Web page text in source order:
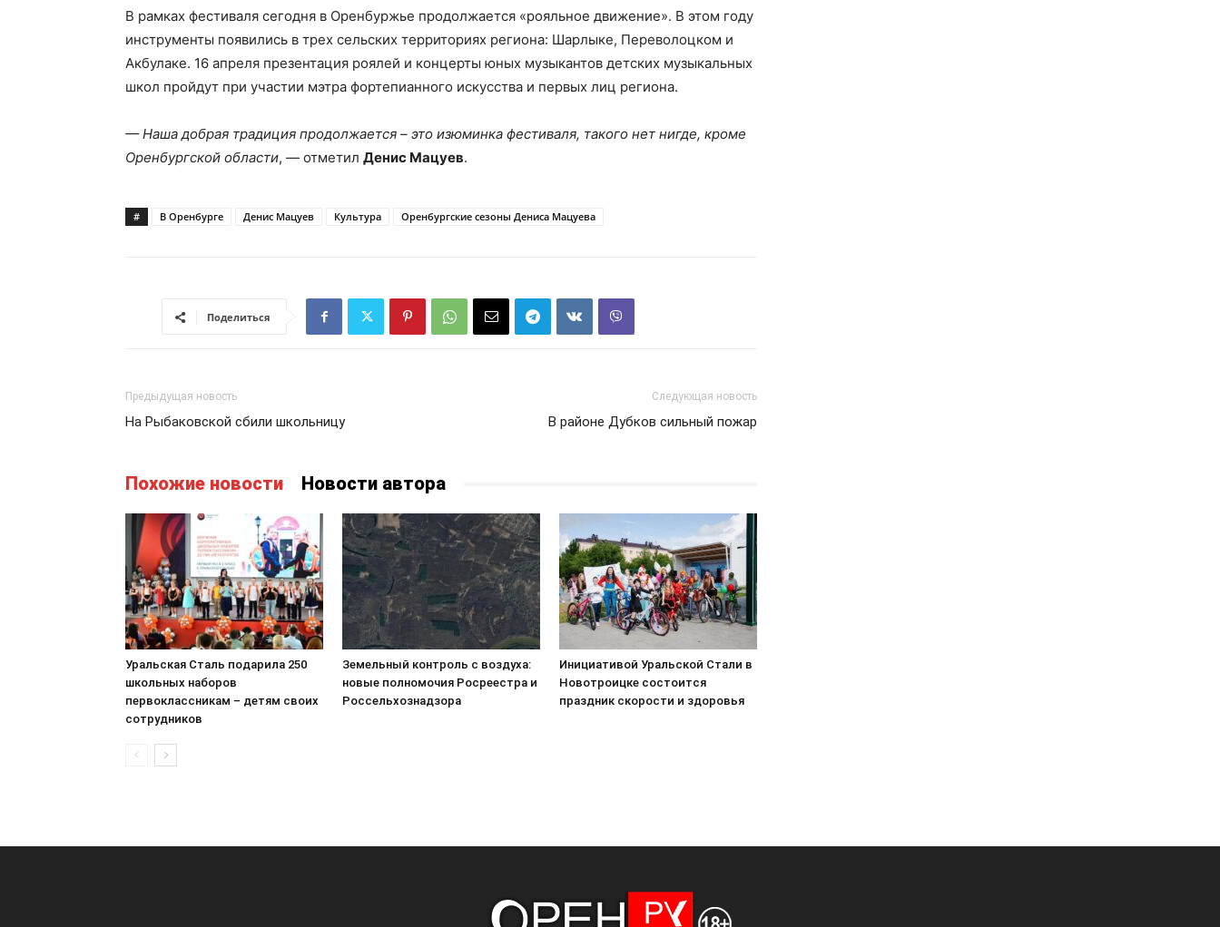
В рамках фестиваля сегодня в Оренбуржье продолжается «рояльное движение». В этом году
инструменты появились в трех сельских территориях региона: Шарлыке, Переволоцком и
Акбулаке. 16 апреля презентация роялей и концерты юных музыкантов детских музыкальных
школ пройдут при участии мэтра фортепианного искусства и первых лиц региона.
— Наша добрая традиция продолжается – это изюминка фестиваля, такого нет нигде, кроме
Оренбургской области, — отметил Денис Мацуев.
# В Оренбурге Денис Мацуев Культура Оренбургские сезоны Дениса Мацуева
Поделиться
Предыдущая новость
На Рыбаковской сбили школьницу
Следующая новость
В районе Дубков сильный пожар
Похожие новости Новости автора
Уральская Сталь подарила 250
школьных наборов
первоклассникам – детям своих
сотрудников
Земельный контроль с воздуха:
новые полномочия Росреестра и
Россельхознадзора
Инициативой Уральской Стали в
Новотроицке состоится
праздник скорости и здоровья